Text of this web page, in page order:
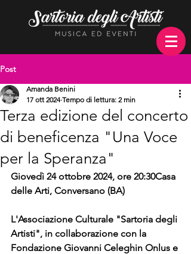
Post
Terza edizione del concerto
di beneficenza "Una Voce
per la Speranza"
Amanda Benini
17 ott 2024 Tempo di lettura: 2 min
Giovedì 24 ottobre 2024, ore 20:30Casa
delle Arti, Conversano (BA)
L'Associazione Culturale "Sartoria degli
Artisti", in collaborazione con la
Fondazione Giovanni Celeghin Onlus e